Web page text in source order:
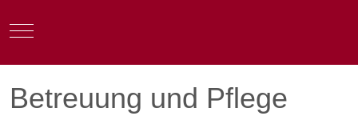
Mobile Menu Toggle
Betreuung und Pflege